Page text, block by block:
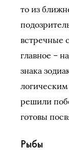
то из
встречные
главное –
знака
решили
готовы
Рыбы